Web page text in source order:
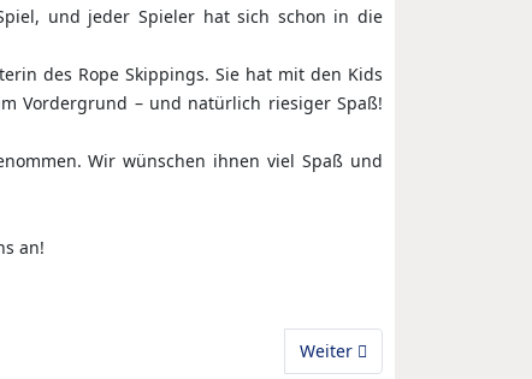
und jeder Spieler hat sich schon in die
des Rope Skippings. Sie hat mit den Kids
Vordergrund – und natürlich riesiger Spaß!
Wir wünschen ihnen viel Spaß und
an!
Nächster Beitrag: gJD:
Weiter